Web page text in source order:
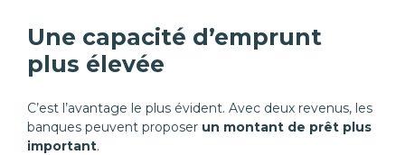
Une capacité d’emprunt
plus élevée
C’est l’avantage le plus évident. Avec deux revenus, les
banques peuvent proposer un montant de prêt plus
important.